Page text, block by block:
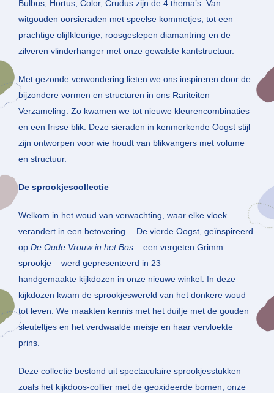
Bulbus, Hortus, Color, Crudus zijn de 4 thema’s. Van
witgouden oorsieraden met speelse kommetjes, tot een
prachtige olijfkleurige, roosgeslepen diamantring en de
zilveren vlinderhanger met onze gewalste kantstructuur.
Met gezonde verwondering lieten we ons inspireren door de
bijzondere vormen en structuren in ons Rariteiten
Verzameling. Zo kwamen we tot nieuwe kleurencombinaties
en een frisse blik. Deze sieraden in kenmerkende Oogst stijl
zijn ontworpen voor wie houdt van blikvangers met volume
en structuur.
De sprookjescollectie
Welkom in het woud van verwachting, waar elke vloek
verandert in een betovering… De vierde Oogst, geïnspireerd
op De Oude Vrouw in het Bos – een vergeten Grimm
sprookje – werd gepresenteerd in 23
handgemaakte kijkdozen in onze nieuwe winkel. In deze
kijkdozen kwam de sprookjeswereld van het donkere woud
tot leven. We maakten kennis met het duifje met de gouden
sleuteltjes en het verdwaalde meisje en haar vervloekte
prins.
Deze collectie bestond uit spectaculaire sprookjesstukken
zoals het kijkdoos-collier met de geoxideerde bomen, onze